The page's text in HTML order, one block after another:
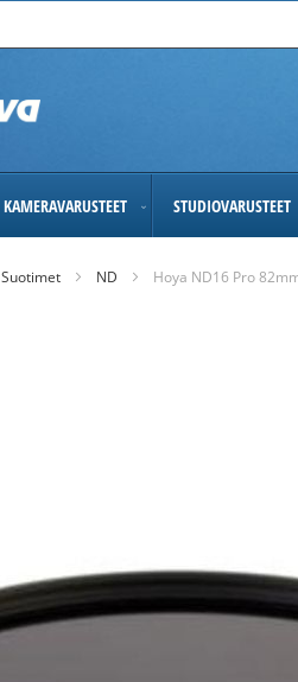
KAMERAVARUSTEET STUDIOVARUSTEET
Suotimet ND Hoya ND16 Pro